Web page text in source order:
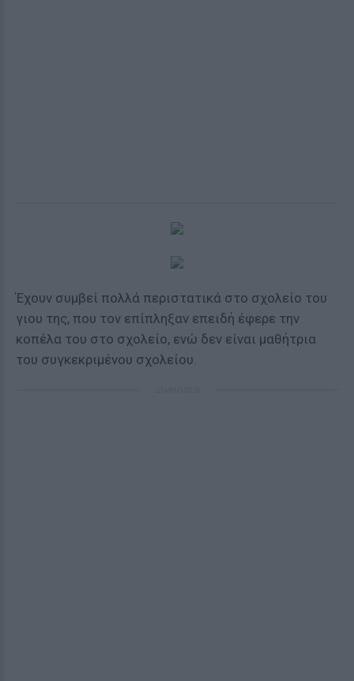
Έχουν συμβεί πολλά περιστατικά στο σχολείο του
γιου της, που τον επίπληξαν επειδή έφερε την
κοπέλα του στο σχολείο, ενώ δεν είναι μαθήτρια
του συγκεκριμένου σχολείου.